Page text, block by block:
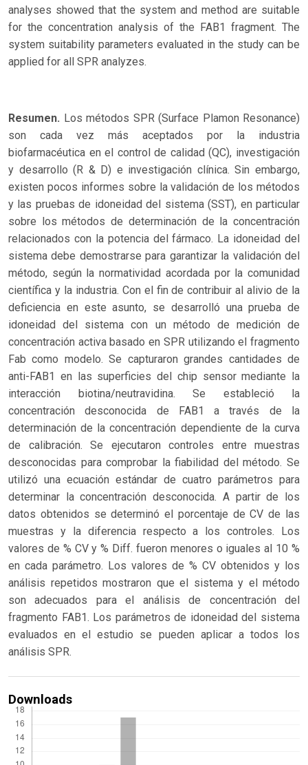
analyses showed that the system and method are suitable
for the concentration analysis of the FAB1 fragment. The
system suitability parameters evaluated in the study can be
applied for all SPR analyzes.
Resumen. Los métodos SPR (Surface Plamon Resonance)
son cada vez más aceptados por la industria
biofarmacéutica en el control de calidad (QC), investigación
y desarrollo (R & D) e investigación clínica. Sin embargo,
existen pocos informes sobre la validación de los métodos
y las pruebas de idoneidad del sistema (SST), en particular
sobre los métodos de determinación de la concentración
relacionados con la potencia del fármaco. La idoneidad del
sistema debe demostrarse para garantizar la validación del
método, según la normatividad acordada por la comunidad
científica y la industria. Con el fin de contribuir al alivio de la
deficiencia en este asunto, se desarrolló una prueba de
idoneidad del sistema con un método de medición de
concentración activa basado en SPR utilizando el fragmento
Fab como modelo. Se capturaron grandes cantidades de
anti-FAB1 en las superficies del chip sensor mediante la
interacción biotina/neutravidina. Se estableció la
concentración desconocida de FAB1 a través de la
determinación de la concentración dependiente de la curva
de calibración. Se ejecutaron controles entre muestras
desconocidas para comprobar la fiabilidad del método. Se
utilizó una ecuación estándar de cuatro parámetros para
determinar la concentración desconocida. A partir de los
datos obtenidos se determinó el porcentaje de CV de las
muestras y la diferencia respecto a los controles. Los
valores de % CV y % Diff. fueron menores o iguales al 10 %
en cada parámetro. Los valores de % CV obtenidos y los
análisis repetidos mostraron que el sistema y el método
son adecuados para el análisis de concentración del
fragmento FAB1. Los parámetros de idoneidad del sistema
evaluados en el estudio se pueden aplicar a todos los
análisis SPR.
Downloads